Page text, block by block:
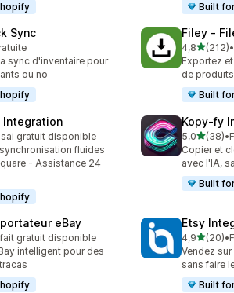
Built
Sync
5
sync d'inventaire pour
ou no
Filey ‑
4,8 (212)
212 avis •
Exportez
de
Built
Integration
5 gratuit disponible
fluides
- Assistance 24
Kopy‑fy
5,0 (38)
38 avis au•
Copier et
avec l'IA,
Built
eBay
5 gratuit disponible
intelligent pour des
Etsy
4,9 (20)
20 avis au•
Vendez
sans faire
Built